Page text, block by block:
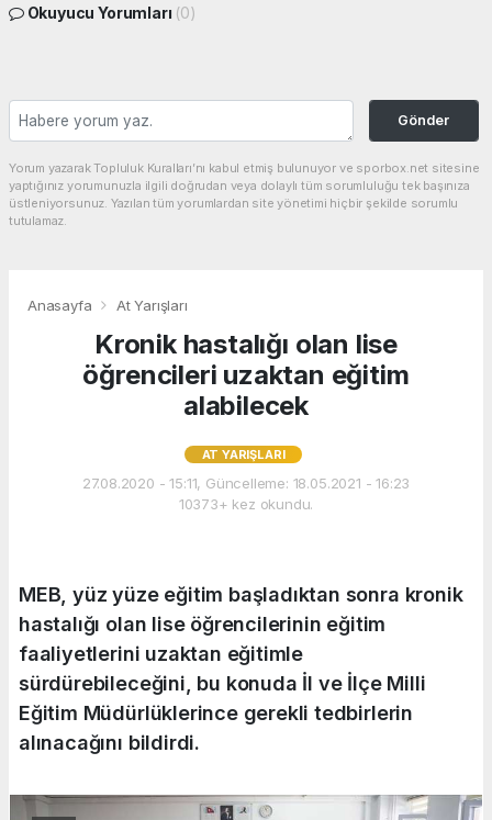
Okuyucu Yorumları (0)
Gönder
Yorum yazarak Topluluk Kuralları’nı kabul etmiş bulunuyor ve sporbox.net sitesine
yaptığınız yorumunuzla ilgili doğrudan veya dolaylı tüm sorumluluğu tek başınıza
üstleniyorsunuz. Yazılan tüm yorumlardan site yönetimi hiçbir şekilde sorumlu
tutulamaz.
Anasayfa At Yarışları
Kronik hastalığı olan lise
öğrencileri uzaktan eğitim
alabilecek
AT YARIŞLARI
27.08.2020 - 15:11, Güncelleme: 18.05.2021 - 16:23
10373+ kez okundu.
MEB, yüz yüze eğitim başladıktan sonra kronik
hastalığı olan lise öğrencilerinin eğitim
faaliyetlerini uzaktan eğitimle
sürdürebileceğini, bu konuda İl ve İlçe Milli
Eğitim Müdürlüklerince gerekli tedbirlerin
alınacağını bildirdi.